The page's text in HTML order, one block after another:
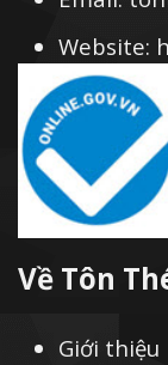
Website:
Về Tôn
Giới thiệu